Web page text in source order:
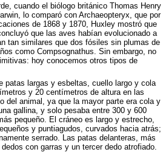
cuando el biólogo británico Thomas Henry
lo comparó con Archaeopteryx, que por
de 1868 y 1870, Huxley mostró que
que las aves habían evolucionado a
tan similares que dos fósiles sin plumas de
como Compsognathus. Sin embargo, no
hoy conocemos otros tipos de
patas largas y esbeltas, cuello largo y cola
y 20 centímetros de altura en las
del animal, ya que la mayor parte era cola y
gallina, y solo pesaba entre 300 y 600
pequeño. El cráneo es largo y estrecho,
y puntiagudos, curvados hacia atrás;
serrado. Las patas delanteras, más
con garras y un tercer dedo atrofiado.